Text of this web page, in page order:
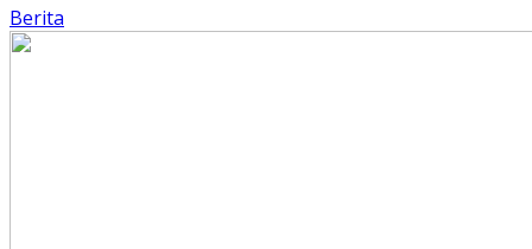
Berita